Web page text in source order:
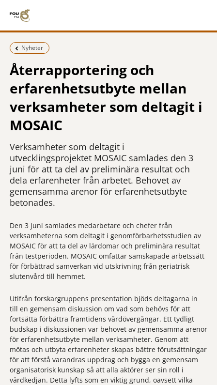
Föregående sida:
Nyheter
Återrapportering och
erfarenhetsutbyte mellan
verksamheter som deltagit i
MOSAIC
Verksamheter som deltagit i
utvecklingsprojektet MOSAIC samlades den 3
juni för att ta del av preliminära resultat och
dela erfarenheter från arbetet. Behovet av
gemensamma arenor för erfarenhetsutbyte
betonades.
Den 3 juni samlades medarbetare och chefer från
verksamheterna som deltagit i genomförbarhetsstudien av
MOSAIC för att ta del av lärdomar och preliminära resultat
från testperioden. MOSAIC omfattar samskapade arbetssätt
för förbättrad samverkan vid utskrivning från geriatrisk
slutenvård till hemmet.
Utifrån forskargruppens presentation bjöds deltagarna in
till en gemensam diskussion om vad som behövs för att
fortsätta förbättra framtidens vårdövergångar. Ett tydligt
budskap i diskussionen var behovet av gemensamma arenor
för erfarenhetsutbyte mellan verksamheter. Genom att
mötas och utbyta erfarenheter skapas bättre förutsättningar
för att förstå varandras uppdrag och bygga en gemensam
organisatorisk kunskap så att alla aktörer ser sin roll i
vårdkedjan. Detta lyfts som en viktig grund, oavsett vilka